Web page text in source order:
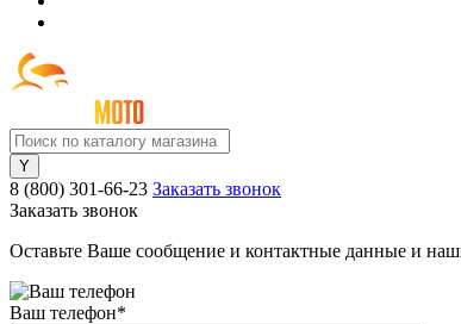
8 (800) 301-66-23 Заказать звонок
Заказать звонок
Оставьте Ваше сообщение и контактные данные и
Ваш телефон*